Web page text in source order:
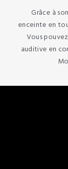
Grâce à
enceinte en
Vous
auditive en